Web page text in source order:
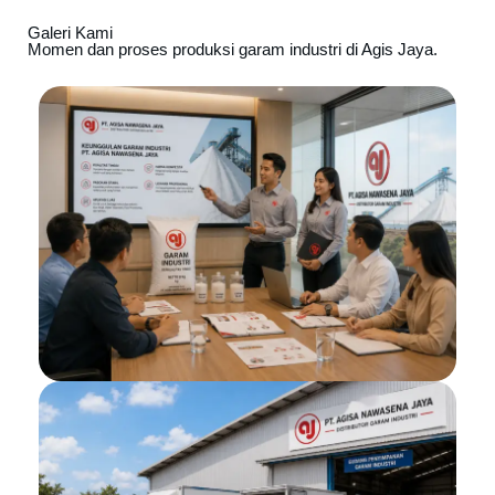
Galeri Kami
Momen dan proses produksi garam industri di Agis Jaya.